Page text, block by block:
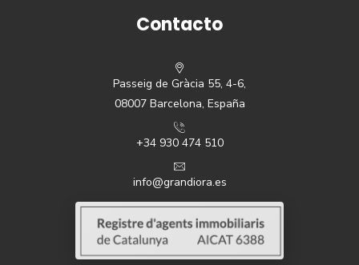
Contacto
Passeig de Gràcia 55, 4-6,
08007 Barcelona, España
+34 930 474 510
info@grandiora.es